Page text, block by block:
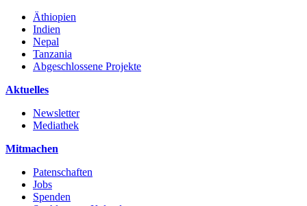
Äthiopien
Indien
Nepal
Tanzania
Abgeschlossene Projekte
Aktuelles
Newsletter
Mediathek
Mitmachen
Patenschaften
Jobs
Spenden